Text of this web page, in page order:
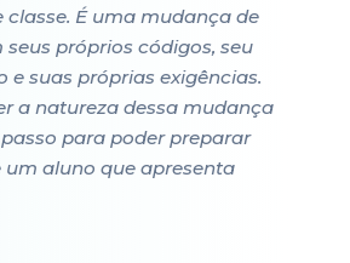
É uma mudança de
próprios códigos, seu
e suas próprias exigências.
a natureza dessa mudança
para poder preparar
aluno que apresenta